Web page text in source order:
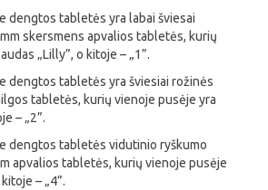
dengtos tabletės yra labai šviesai
skersmens apvalios tabletės, kurių
„Lilly”, o kitoje – „1”.
dengtos tabletės yra šviesiai rožinės
tabletės, kurių vienoje pusėje yra
– „2”.
dengtos tabletės vidutinio ryškumo
apvalios tabletės, kurių vienoje pusėje
– „4”.